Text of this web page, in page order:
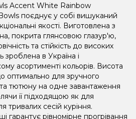
Accent White Rainbow
поєднує у собі вишуканий
якості. Виготовлена ​​з
покрита глянсовою глазур'ю,
та стійкість до високих
в Україна і
асортименті кольорів. Висота
оптимально для зручного
тютюну на одне завантаження
її підходящою як для
тривалих сесій куріння.
гарантує рівномірне прогрівання